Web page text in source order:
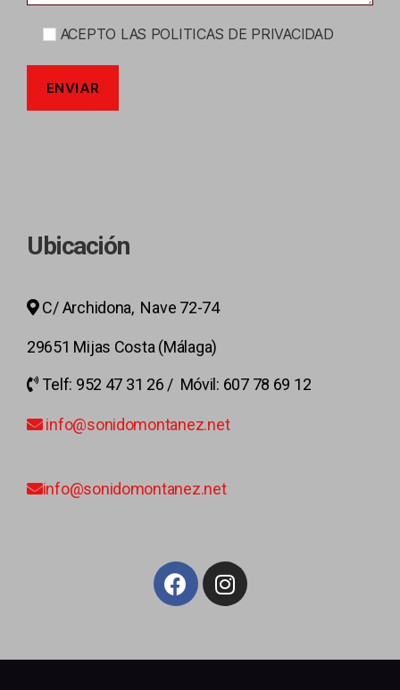
ACEPTO LAS POLITICAS DE PRIVACIDAD
Ubicación
C/ Archidona, Nave 72-74
29651 Mijas Costa (Málaga)
Telf: 952 47 31 26 / Móvil: 607 78 69 12
info@sonidomontanez.net
info@sonidomontanez.net